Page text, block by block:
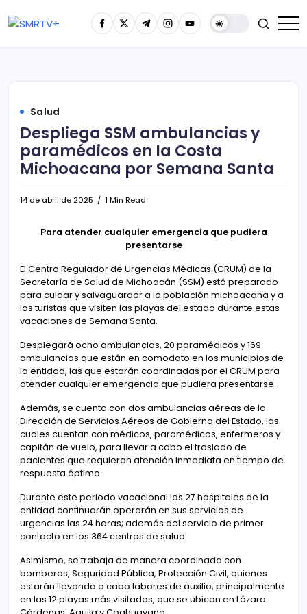
Salud
Despliega SSM ambulancias y
paramédicos en la Costa
Michoacana por Semana Santa
14 de abril de 2025 1 Min Read
Para atender cualquier emergencia que pudiera
presentarse
El Centro Regulador de Urgencias Médicas (CRUM) de la
Secretaría de Salud de Michoacán (SSM) está preparado
para cuidar y salvaguardar a la población michoacana y a
los turistas que visiten las playas del estado durante estas
vacaciones de Semana Santa.
Desplegará ocho ambulancias, 20 paramédicos y 169
ambulancias que están en comodato en los municipios de
la entidad, las que estarán coordinadas por el CRUM para
atender cualquier emergencia que pudiera presentarse.
Además, se cuenta con dos ambulancias aéreas de la
Dirección de Servicios Aéreos de Gobierno del Estado, las
cuales cuentan con médicos, paramédicos, enfermeros y
capitán de vuelo, para llevar a cabo el traslado de
pacientes que requieran atención inmediata en tiempo de
respuesta óptimo.
Durante este periodo vacacional los 27 hospitales de la
entidad continuarán operarán en sus servicios de
urgencias las 24 horas; además del servicio de primer
contacto en los 364 centros de salud.
Asimismo, se trabaja de manera coordinada con
bomberos, Seguridad Pública, Protección Civil, quienes
estarán llevando a cabo labores de auxilio, principalmente
en las 12 playas más visitadas, que se ubican en Lázaro